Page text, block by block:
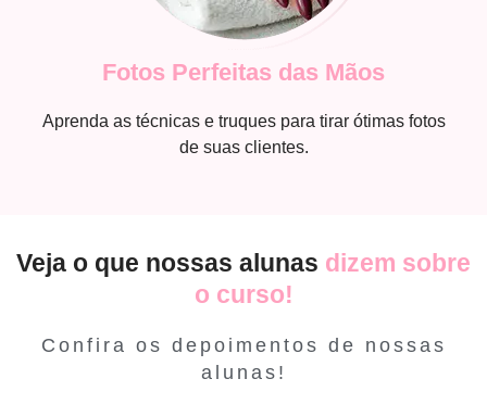
Fotos Perfeitas das Mãos
Aprenda as técnicas e truques para tirar ótimas fotos
de suas clientes.
Veja o que nossas alunas dizem sobre
o curso!
Confira os depoimentos de nossas
alunas!